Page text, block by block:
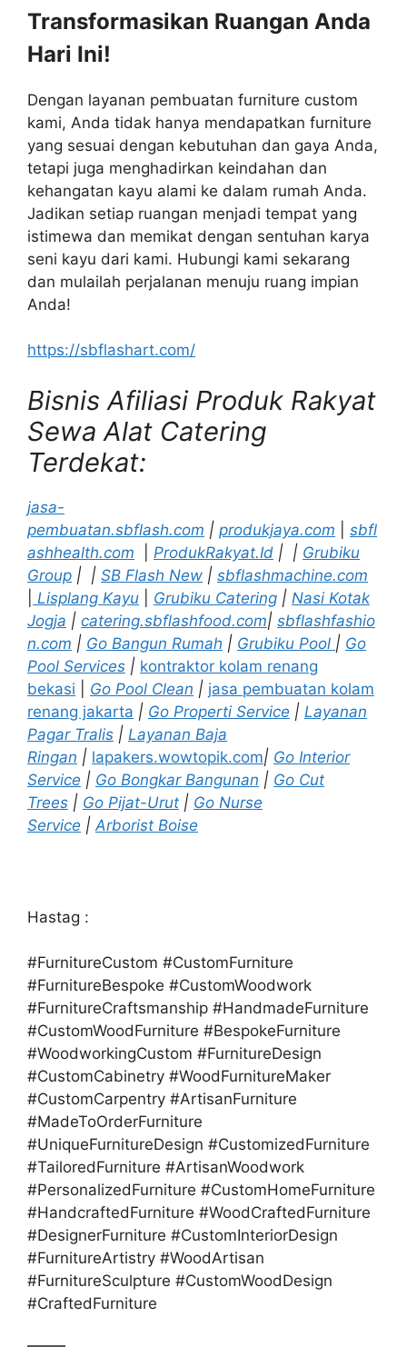
Transformasikan Ruangan Anda
Hari Ini!
Dengan layanan pembuatan furniture custom
kami, Anda tidak hanya mendapatkan furniture
yang sesuai dengan kebutuhan dan gaya Anda,
tetapi juga menghadirkan keindahan dan
kehangatan kayu alami ke dalam rumah Anda.
Jadikan setiap ruangan menjadi tempat yang
istimewa dan memikat dengan sentuhan karya
seni kayu dari kami. Hubungi kami sekarang
dan mulailah perjalanan menuju ruang impian
Anda!
https://sbflashart.com/
Bisnis Afiliasi Produk Rakyat
Sewa Alat Catering
Terdekat:
jasa-
pembuatan.sbflash.com | produkjaya.com
sbfl
ashhealth.com
ProdukRakyat.Id | | Grubiku
Group | | SB Flash New | sbflashmachine.com
Lisplang Kayu Grubiku Catering | Nasi Kotak
Jogja | catering.sbflashfood.com| sbflashfashio
n.com | Go Bangun Rumah | Grubiku Pool | Go
Pool Services | kontraktor kolam renang
bekasi
Go Pool Clean | jasa pembuatan kolam
renang jakarta | Go Properti Service | Layanan
Pagar Tralis | Layanan Baja
Ringan | lapakers.wowtopik.com| Go Interior
Service | Go Bongkar Bangunan | Go Cut
Trees | Go Pijat-Urut | Go Nurse
Service | Arborist Boise
Hastag :
#FurnitureCustom #CustomFurniture
#FurnitureBespoke #CustomWoodwork
#FurnitureCraftsmanship #HandmadeFurniture
#CustomWoodFurniture #BespokeFurniture
#WoodworkingCustom #FurnitureDesign
#CustomCabinetry #WoodFurnitureMaker
#CustomCarpentry #ArtisanFurniture
#MadeToOrderFurniture
#UniqueFurnitureDesign #CustomizedFurniture
#TailoredFurniture #ArtisanWoodwork
#PersonalizedFurniture #CustomHomeFurniture
#HandcraftedFurniture #WoodCraftedFurniture
#DesignerFurniture #CustomInteriorDesign
#FurnitureArtistry #WoodArtisan
#FurnitureSculpture #CustomWoodDesign
#CraftedFurniture